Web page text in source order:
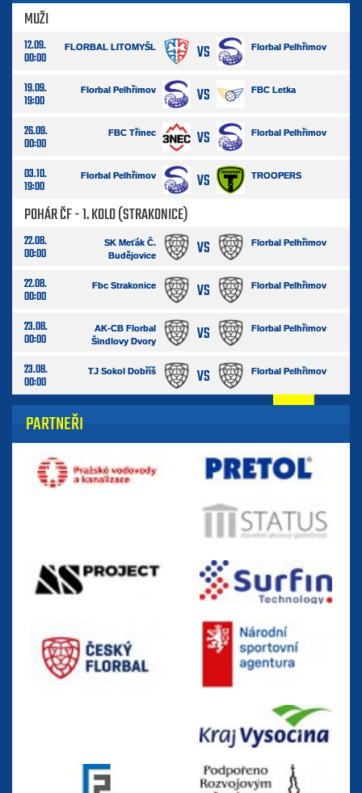
MUŽI
12.09.
00:00
FLORBAL LITOMYŠL VS Florbal Pelhřimov
19.09.
19:00
Florbal Pelhřimov VS FBC Letka
26.09.
00:00
FBC Třinec VS Florbal Pelhřimov
03.10.
19:00
Florbal Pelhřimov VS TROOPERS
POHÁR ČF - 1. KOLO (STRAKONICE)
22.08.
00:00
SK Meťák Č.
Budějovice
VS Florbal Pelhřimov
22.08.
00:00
Fbc Strakonice VS Florbal Pelhřimov
23.08.
00:00
AK-CB Florbal
Šindlovy Dvory
VS Florbal Pelhřimov
23.08.
00:00
TJ Sokol Dobříš VS Florbal Pelhřimov
PARTNEŘI